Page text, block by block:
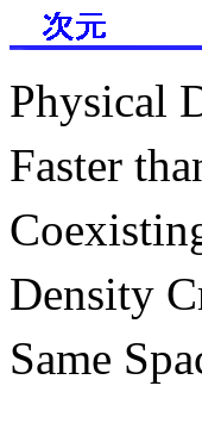
Physical
Faster
Density
Same